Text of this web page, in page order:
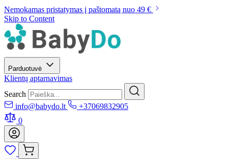
Nemokamas pristatymas į paštomatą nuo 49 €
Skip to Content
Parduotuvė
Klientų aptarnavimas
Search
info@babydo.lt
+37069832905
0